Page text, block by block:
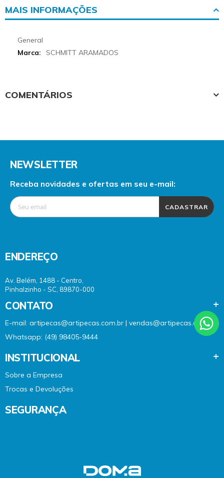
MAIS INFORMAÇÕES
More
Informations
General
SCHMITT ARAMADOS
COMENTÁRIOS
NEWSLETTER
Receba novidades e ofertas em seu e-mail:
CADASTRAR
ENDEREÇO
Av. Belém, 1488 - Centro,
Pinhalzinho - SC, 89870-000
CONTATO
E-mail: artipecas@artipecas.com.br | vendas@artipecas.com.br
Whatsapp: (49) 98405-9444
INSTITUCIONAL
Sobre a Empresa
Trocas e Devoluções
SEGURANÇA